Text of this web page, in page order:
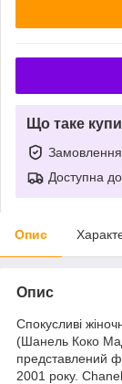
Що таке
Замовлення
Доступна
Опис
Опис
Спокусливі
(Шанель Коко
представлений
2001 року.